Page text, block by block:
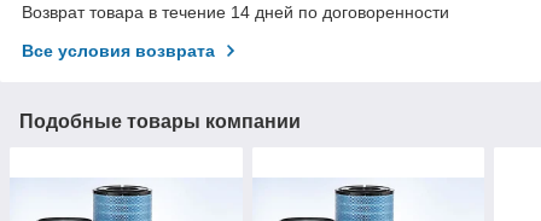
Возврат товара в течение 14 дней по договоренности
Все условия возврата
Подобные товары компании